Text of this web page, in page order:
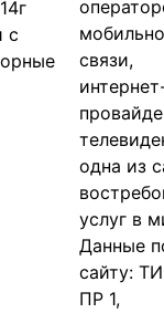
с
связи,
одна из
услуг в
Данные
сайту:
ПР 1,